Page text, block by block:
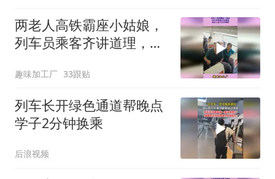
两老人高铁霸座小姑娘，
列车员乘客齐讲道理，俩
趣味加工厂 33跟贴
列车长开绿色通道帮晚点
学子2分钟换乘
后浪视频